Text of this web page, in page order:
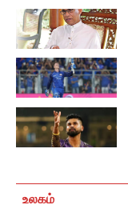
உலகம்